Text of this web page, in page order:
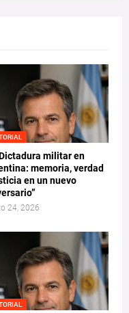
militar en
memoria, verdad
en un nuevo
24, 2026